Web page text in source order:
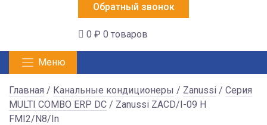
Обратный звонок
0 ₽ 0 товаров
Меню
Главная / Канальные кондиционеры / Zanussi / Серия
MULTI COMBO ERP DC / Zanussi ZACD/I-09 H
FMI2/N8/In